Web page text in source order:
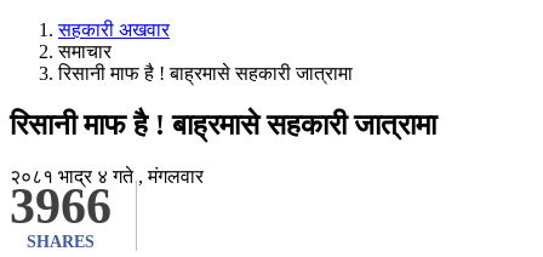
सहकारी अखवार
समाचार
रिसानी माफ है ! बाह्रमासे सहकारी जात्रामा
रिसानी माफ है ! बाह्रमासे सहकारी जात्रामा
3966
SHARES
२०८१ भाद्र ४ गते , मंगलवार